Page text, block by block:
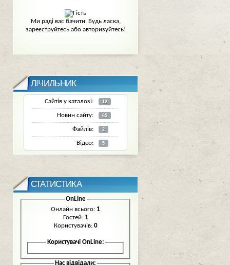
Mи раді вас бачити. Будь ласка,
зареєструйтесь або авторизуйтесь!
ЛІЧИЛЬНИК
Сайтів у каталозі: 12
Новин сайту: 65
Файлів: 2
Відео: 5
СТАТИСТИКА
OnLine
Онлайн всього: 1
Гостей: 1
Користувачів: 0
Користувачі OnLine:
Нас відвідали: